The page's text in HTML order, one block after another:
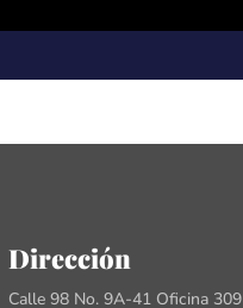
Dirección
Calle 98 No. 9A-41 Oficina 309